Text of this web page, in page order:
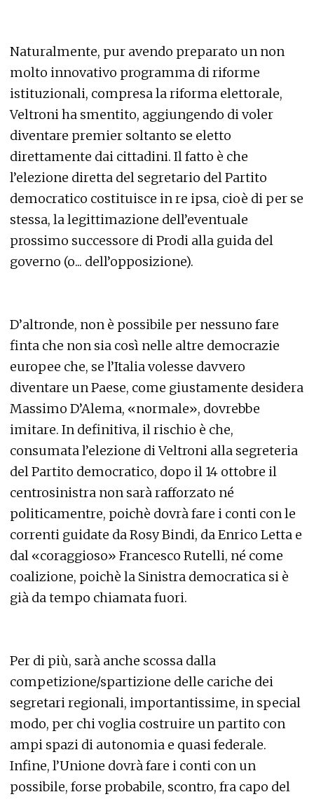
Naturalmente, pur avendo preparato un non
molto innovativo programma di riforme
istituzionali, compresa la riforma elettorale,
Veltroni ha smentito, aggiungendo di voler
diventare premier soltanto se eletto
direttamente dai cittadini. Il fatto è che
l’elezione diretta del segretario del Partito
democratico costituisce in re ipsa, cioè di per se
stessa, la legittimazione dell’eventuale
prossimo successore di Prodi alla guida del
governo (o... dell’opposizione).
D’altronde, non è possibile per nessuno fare
finta che non sia così nelle altre democrazie
europee che, se l’Italia volesse davvero
diventare un Paese, come giustamente desidera
Massimo D’Alema, «normale», dovrebbe
imitare. In definitiva, il rischio è che,
consumata l’elezione di Veltroni alla segreteria
del Partito democratico, dopo il 14 ottobre il
centrosinistra non sarà rafforzato né
politicamentre, poichè dovrà fare i conti con le
correnti guidate da Rosy Bindi, da Enrico Letta e
dal «coraggioso» Francesco Rutelli, né come
coalizione, poichè la Sinistra democratica si è
già da tempo chiamata fuori.
Per di più, sarà anche scossa dalla
competizione/spartizione delle cariche dei
segretari regionali, importantissime, in special
modo, per chi voglia costruire un partito con
ampi spazi di autonomia e quasi federale.
Infine, l’Unione dovrà fare i conti con un
possibile, forse probabile, scontro, fra capo del